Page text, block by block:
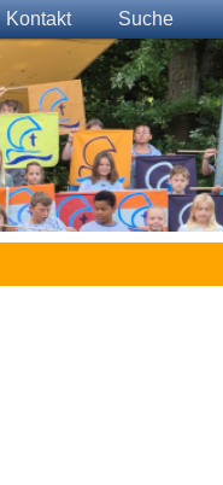
Kontakt Suche